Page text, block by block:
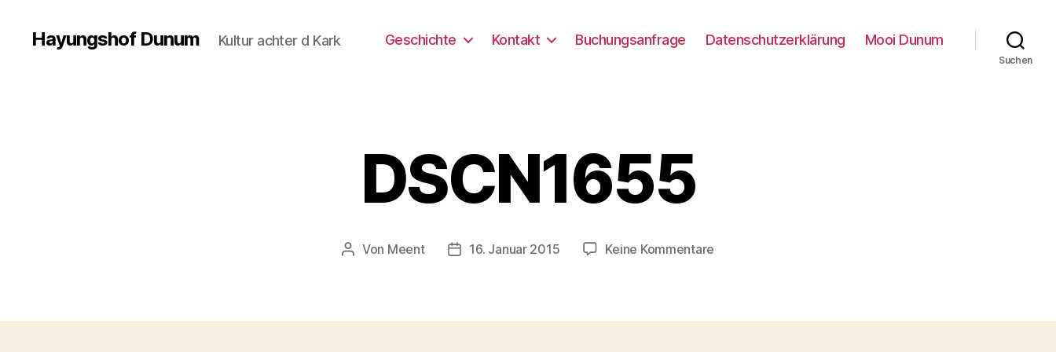
Hayungshof Dunum Kultur achter d Kark Geschichte Kontakt Buchungsanfrage Datenschutzerklärung Mooi Dunum
Suchen
DSCN1655
Beitragsautor
Von Meent Beitragsdatum
16. Januar 2015 Keine Kommentare